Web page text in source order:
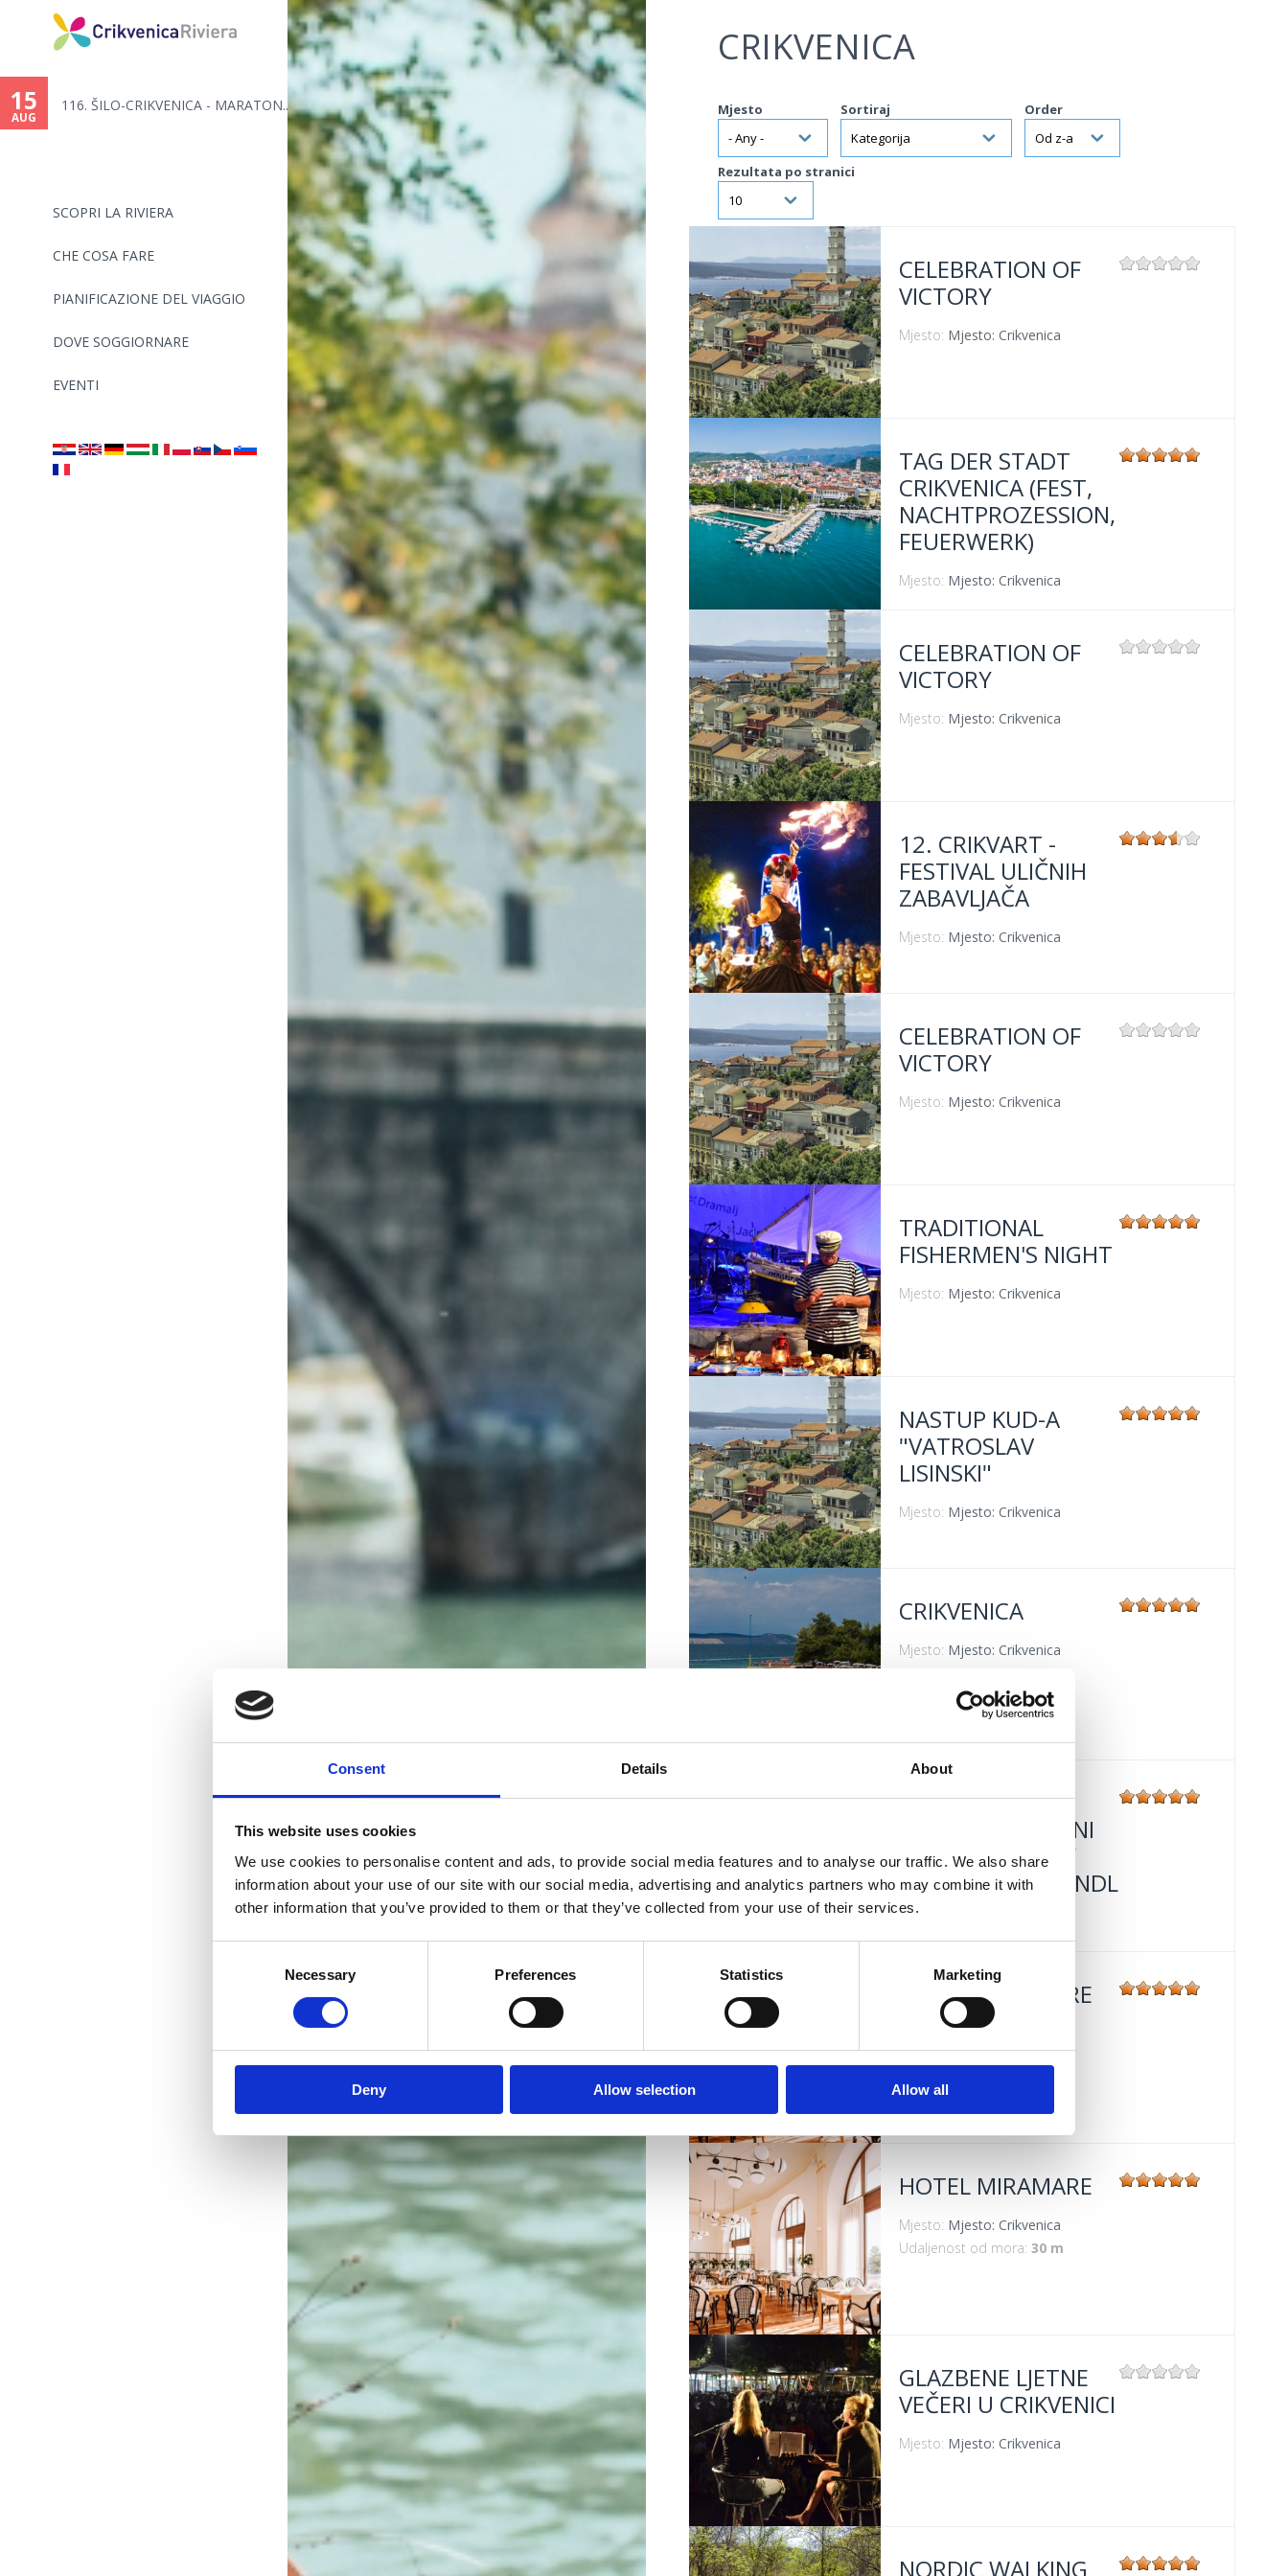
Consent Details About
This website uses cookies
We use cookies to personalise content and ads, to provide social media features and to analyse our traffic. We also share
information about your use of our site with our social media, advertising and analytics partners who may combine it with
other information that you’ve provided to them or that they’ve collected from your use of their services.
Necessary Preferences Statistics Marketing
Deny Allow selection Allow all
Jump to navigation
SCOPRI LA RIVIERA
CHE COSA FARE
PIANIFICAZIONE DEL VIAGGIO
DOVE SOGGIORNARE
EVENTI
15
AUG
116. ŠILO-CRIKVENICA - MARATON...
CRIKVENICA
Mjesto Sortiraj Order
Rezultata po stranici
VIŠE INFORMACIJA
CELEBRATION OF
VICTORY
Mjesto: Mjesto: Crikvenica
VIŠE INFORMACIJA
TAG DER STADT
CRIKVENICA (FEST,
NACHTPROZESSION,
FEUERWERK)
Mjesto: Mjesto: Crikvenica
VIŠE INFORMACIJA
CELEBRATION OF
VICTORY
Mjesto: Mjesto: Crikvenica
VIŠE INFORMACIJA
12. CRIKVART -
FESTIVAL ULIČNIH
ZABAVLJAČA
Mjesto: Mjesto: Crikvenica
VIŠE INFORMACIJA
CELEBRATION OF
VICTORY
Mjesto: Mjesto: Crikvenica
TRADITIONAL
FISHERMEN'S NIGHT
Mjesto: Mjesto: Crikvenica
NASTUP KUD-A
"VATROSLAV
LISINSKI"
Mjesto: Mjesto: Crikvenica
CRIKVENICA
Mjesto: Mjesto: Crikvenica
VIŠE INFORMACIJA
DAN GRADA
CRIKVENICE - TONI
CETINSKI, FUNKY
TOWN I IVANA KINDL
HOTEL MIRAMARE
Mjesto: Crikvenica
Udaljenost od mora:30 m
VIŠE INFORMACIJA
HOTEL MIRAMARE
Mjesto: Mjesto: Crikvenica
Udaljenost od mora: 30 m
VIŠE INFORMACIJA
GLAZBENE LJETNE
VEČERI U CRIKVENICI
Mjesto: Mjesto: Crikvenica
NORDIC WALKING